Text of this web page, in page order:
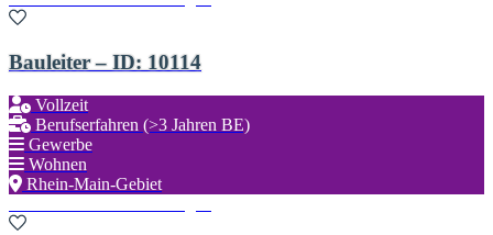
Bauleiter – ID: 10114
Vollzeit
Berufserfahren (>3 Jahren BE)
Gewerbe
Wohnen
Rhein-Main-Gebiet